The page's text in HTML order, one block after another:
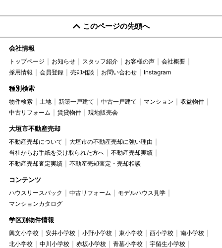
このページの先頭へ
会社情報
トップページ お知らせ スタッフ紹介 お客様の声
会社概要
採用情報
会員登録 売却相談 お問い合わせ Instagram
種別検索
物件検索 土地 新築一戸建て 中古一戸建て マンション
収益物件
中古リフォーム
賃貸物件 現地販売会
大垣市不動産売却
不動産売却について
大垣市の不動産売却に強い理由
当社からお手紙を受け取られた方へ
不動産売却実績
不動産売却査定実績
不動産売却査定・売却相談
コンテンツ
ハウスリースバック 中古リフォーム
モデルハウス見学
マンションカタログ
学区別物件情報
興文小学校 安井小学校 小野小学校 東小学校 西小学校
南小学校
北小学校
中川小学校 赤坂小学校 青墓小学校
宇留生小学校